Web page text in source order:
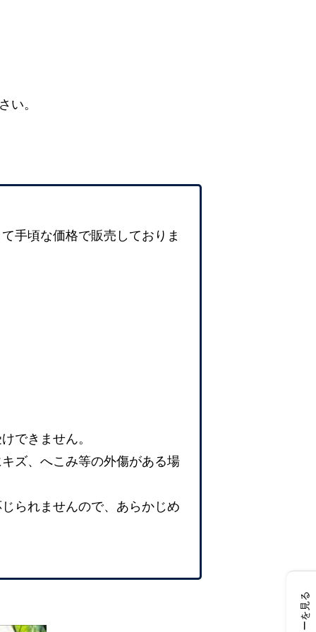
。
手頃な価格で販売しておりま
できません。
ズ、へこみ等の外傷がある場
られませんので、あらかじめ